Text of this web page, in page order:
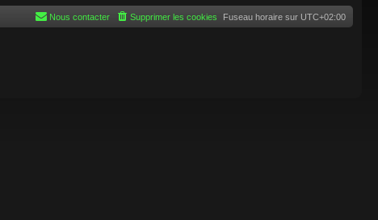
Fuseau horaire sur UTC+02:00
Supprimer les cookies
Nous contacter